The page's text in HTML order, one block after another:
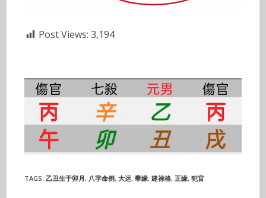
Post Views: 3,194
TAGS:乙丑生于卯月, 八字命例, 大运, 孽缘, 建禄格, 正缘, 犯官